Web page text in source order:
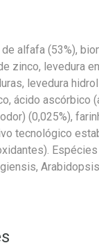
alfafa (53%),
zinco, levedura
levedura
ácido ascórbico
(0,025%),
tecnológico